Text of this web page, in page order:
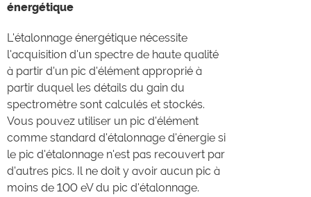
énergétique
L'étalonnage énergétique nécessite
l'acquisition d'un spectre de haute qualité
à partir d'un pic d'élément approprié à
partir duquel les détails du gain du
spectromètre sont calculés et stockés.
Vous pouvez utiliser un pic d'élément
comme standard d'étalonnage d'énergie si
le pic d'étalonnage n'est pas recouvert par
d'autres pics. Il ne doit y avoir aucun pic à
moins de 100 eV du pic d'étalonnage.